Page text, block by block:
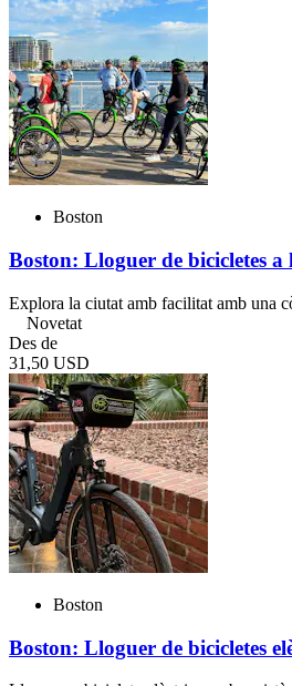
Boston
Boston: Lloguer de bicicletes a
Explora la ciutat amb facilitat amb una
Novetat
Des de
31,50 USD
Boston
Boston: Lloguer de bicicletes